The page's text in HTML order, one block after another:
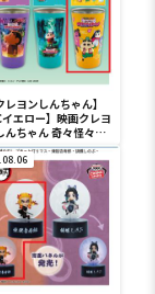
レヨンしんちゃん】
イエロー】映画クレヨ
んちゃん 奇々怪々！
の妖怪バケ～ション
カラータンブラー